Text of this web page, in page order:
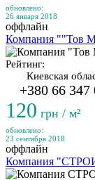
обновлено:
26 января 2018
оффлайн
Компания ""Тов
Рейтинг:
Киевская
+380 66 347
120 грн / м²
обновлено:
23 сентября 2018
оффлайн
Компания